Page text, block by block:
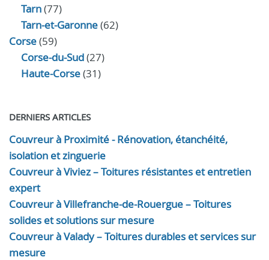
Tarn(77)
Tarn-et-Garonne(62)
Corse(59)
Corse-du-Sud(27)
Haute-Corse(31)
DERNIERS ARTICLES
Couvreur à Proximité - Rénovation, étanchéité,
isolation et zinguerie
Couvreur à Viviez – Toitures résistantes et entretien
expert
Couvreur à Villefranche-de-Rouergue – Toitures
solides et solutions sur mesure
Couvreur à Valady – Toitures durables et services sur
mesure